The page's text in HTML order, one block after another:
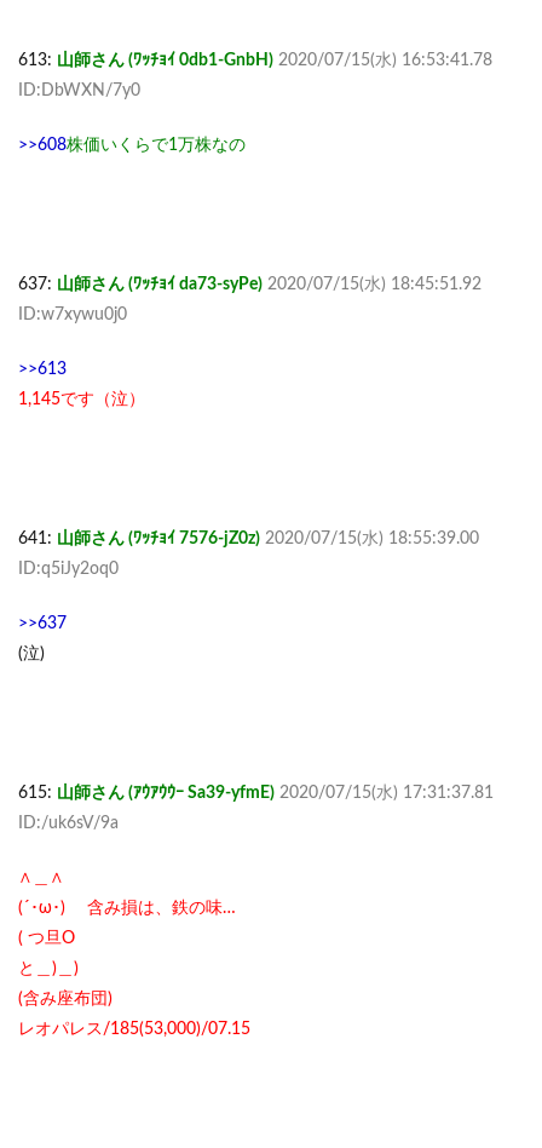
613: 山師さん (ﾜｯﾁｮｲ 0db1-GnbH) 2020/07/15(水) 16:53:41.78
ID:DbWXN/7y0
>>608株価いくらで1万株なの
637: 山師さん (ﾜｯﾁｮｲ da73-syPe) 2020/07/15(水) 18:45:51.92
ID:w7xywu0j0
>>613
1,145です（泣）
641: 山師さん (ﾜｯﾁｮｲ 7576-jZ0z) 2020/07/15(水) 18:55:39.00
ID:q5iJy2oq0
>>637
(泣)
615: 山師さん (ｱｳｱｳｳｰ Sa39-yfmE) 2020/07/15(水) 17:31:37.81
ID:/uk6sV/9a
∧＿∧
(´･ω･) 含み損は、鉄の味…
( つ旦O
と＿)＿)
(含み座布団)
レオパレス/185(53,000)/07.15